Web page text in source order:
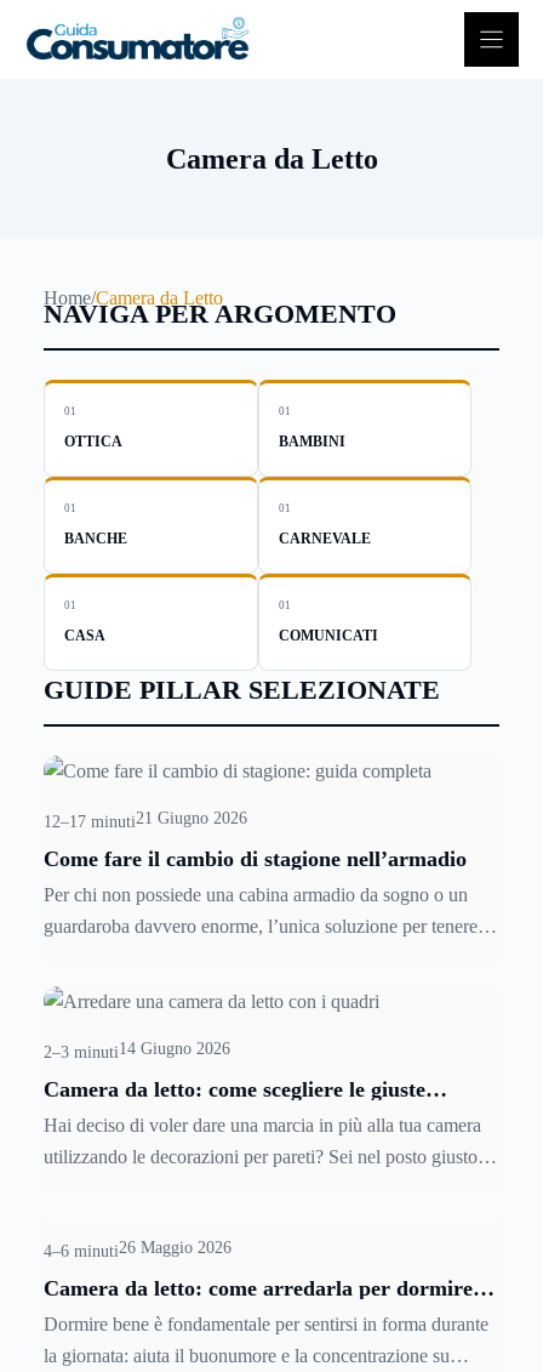
Camera da Letto
Home/Camera da Letto
NAVIGA PER ARGOMENTO
01
OTTICA
01
BAMBINI
01
BANCHE
01
CARNEVALE
01
CASA
01
COMUNICATI
GUIDE PILLAR SELEZIONATE
12–17 minuti21 Giugno 2026
Come fare il cambio di stagione nell’armadio
Per chi non possiede una cabina armadio da sogno o un
guardaroba davvero enorme, l’unica soluzione per tenere
cambio di stagione. Odiato e temuto momento, il
dove il clima ci mette di fronte a 4 stagioni diverse, con 4
climi differenti e quindi con tanti tipi di tessuti e di capi,
ancora più numerosi per tipologia per quanto riguarda le
donne.
2–3 minuti14 Giugno 2026
Camera da letto: come scegliere le giuste
Hai deciso di voler dare una marcia in più alla tua camera
utilizzando le decorazioni per pareti? Sei nel posto giusto!
letto.
4–6 minuti26 Maggio 2026
Camera da letto: come arredarla per dormire
Dormire bene è fondamentale per sentirsi in forma durante
la giornata: aiuta il buonumore e la concentrazione su